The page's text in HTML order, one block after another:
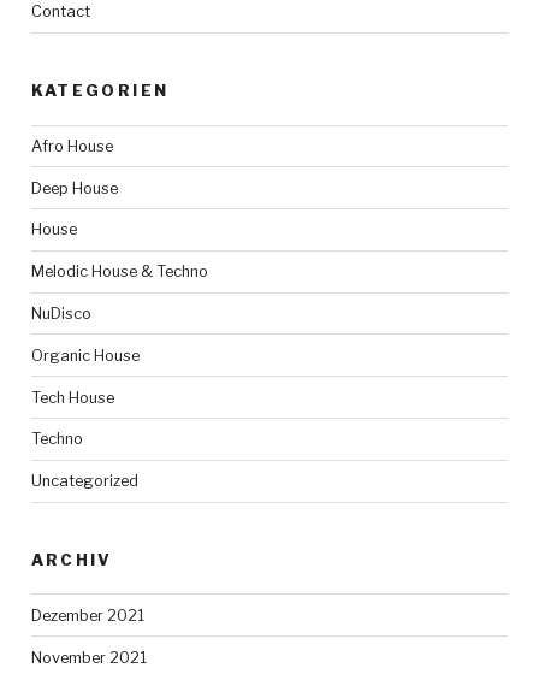
Contact
KATEGORIEN
Afro House
Deep House
House
Melodic House & Techno
NuDisco
Organic House
Tech House
Techno
Uncategorized
ARCHIV
Dezember 2021
November 2021